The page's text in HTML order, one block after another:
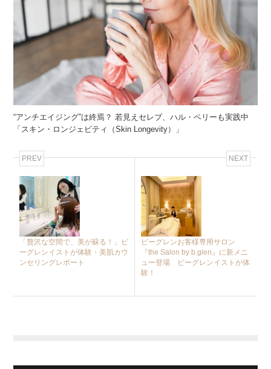
“アンチエイジング”は終焉？ 若見えセレブ、ハル・ベリーも実践中
「スキン・ロンジェビティ（Skin Longevity）」
PREV
「贅沢な空間で、美が蘇る！」ビ
ーグレンイストが体験・美肌カウ
ンセリングレポート
NEXT
ビーグレンお客様専用サロン
『the Salon by b.glen』に新メニ
ュー登場 ビーグレンイストが体
験！